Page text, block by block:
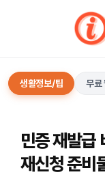
생활정보/팁 무료
민증 재발급
재신청 준비